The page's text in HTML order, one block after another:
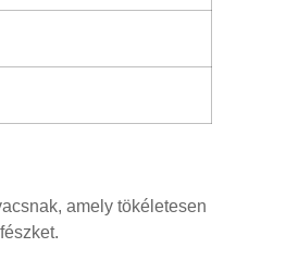
amely tökéletesen